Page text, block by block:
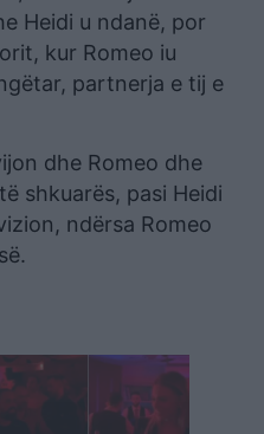
Heidi u ndanë, por
kur Romeo iu
partnerja e tij e
dhe Romeo dhe
shkuarës, pasi Heidi
ndërsa Romeo